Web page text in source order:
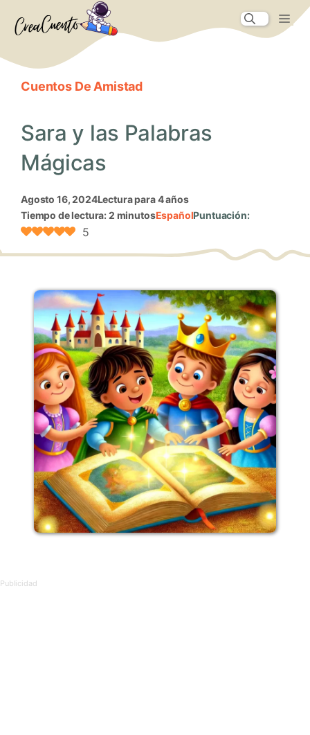
Cuentos De Amistad
Sara y las Palabras
Mágicas
agosto 16, 2024Lectura para 4 años
Tiempo de lectura: 2 minutosEspañolPuntuación:
5